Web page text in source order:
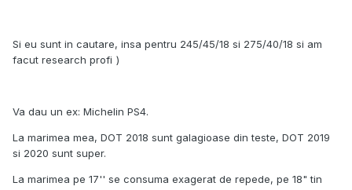
Si eu sunt in cautare, insa pentru 245/45/18 si 275/40/18 si am
facut research profi )
Va dau un ex: Michelin PS4.
La marimea mea, DOT 2018 sunt galagioase din teste, DOT 2019
si 2020 sunt super.
La marimea pe 17'' se consuma exagerat de repede, pe 18" tin